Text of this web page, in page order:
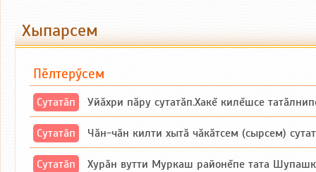
Хыпарсем
Пӗлтерӳсем
Сутатӑп Уйăхри пăру сутатăп.Хакĕ килĕшсе
Сутатӑп Чăн-чăн килти хытă чăкăтсем (сырсем) сутатпăр. Вĕсене мăн пыршă
Сутатӑп Хурăн вутти Муркаш районĕпе тата Шупашкар районĕнчи Ишлей